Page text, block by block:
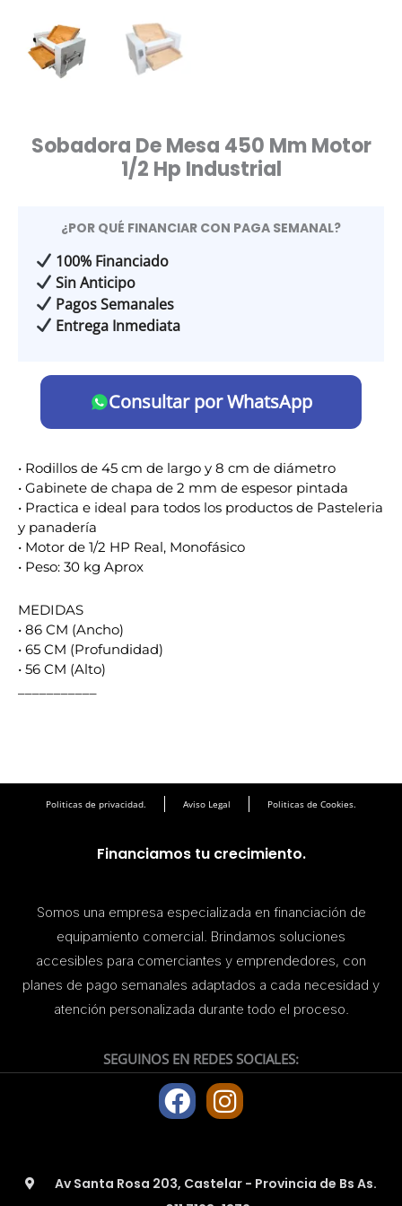
Sobadora De Mesa 450 Mm Motor
1/2 Hp Industrial
¿POR QUÉ FINANCIAR CON PAGA SEMANAL?
100% Financiado
Sin Anticipo
Pagos Semanales
Entrega Inmediata
Consultar por WhatsApp
• Rodillos de 45 cm de largo y 8 cm de diámetro
• Gabinete de chapa de 2 mm de espesor pintada
• Practica e ideal para todos los productos de Pasteleria
y panadería
• Motor de 1/2 HP Real, Monofásico
• Peso: 30 kg Aprox
MEDIDAS
• 86 CM (Ancho)
• 65 CM (Profundidad)
• 56 CM (Alto)
Politicas de privacidad. Aviso Legal Politicas de Cookies.
Financiamos tu crecimiento.
Somos una empresa especializada en financiación de
equipamiento comercial. Brindamos soluciones
accesibles para comerciantes y emprendedores, con
planes de pago semanales adaptados a cada necesidad y
atención personalizada durante todo el proceso.
SEGUINOS EN REDES SOCIALES:
F
a
e
b
I
n
t
a
Av Santa Rosa 203, Castelar - Provincia de Bs As.